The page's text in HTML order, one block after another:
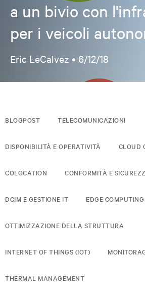
a un bivio con
per i veicoli
Eric LeCalvez • 6/12/18
BLOGPOST TELECOMUNICAZIONI
DISPONIBILITÀ E OPERATIVITÀ CLOUD
COLOCATION CONFORMITÀ E
DCIM E GESTIONE IT EDGE COMPUTING
OTTIMIZZAZIONE DELLA STRUTTURA
INTERNET OF THINGS (IOT)
THERMAL MANAGEMENT